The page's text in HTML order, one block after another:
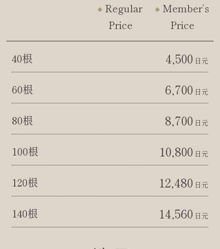
Regular
Price
Member’s
Price
40根 4,500 日元
60根 6,700 日元
80根 8,700 日元
100根 10,800 日元
120根 12,480 日元
140根 14,560 日元